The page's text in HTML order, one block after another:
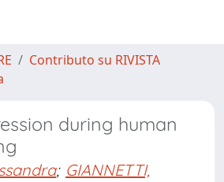
Contributo su RIVISTA
during human
; GIANNETTI,